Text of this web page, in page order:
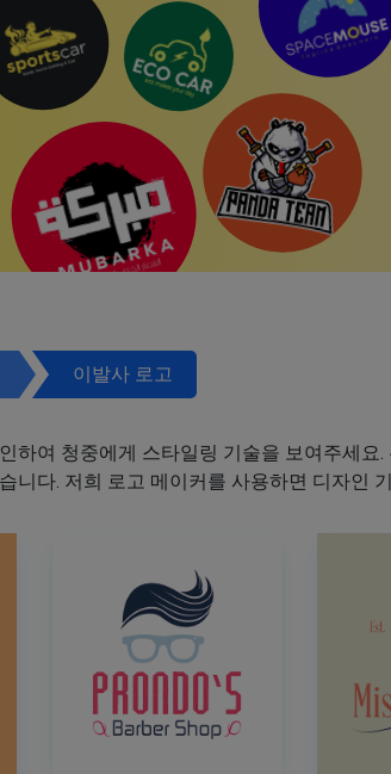
이발사 로고
하여 청중에게 스타일링 기술을 보여주세
니다. 저희 로고 메이커를 사용하면 디자인